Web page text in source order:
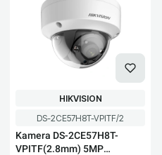
Kod produktu
DS-2CE57H8T-VPITF/2
Kamera DS-2CE57H8T-
VPITF(2.8mm) 5MP
PRODUCENT
HIKVISION